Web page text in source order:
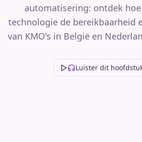
automatisering: ontdek
technologie de bereikbaarheid
van KMO's in België en
Luister dit